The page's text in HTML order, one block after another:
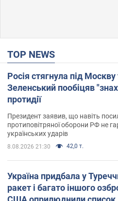
TOP NEWS
Росія стягнула під
Зеленський пообіцяв
протидії
Президент заявив, що навіть
протиповітряної оборони РФ не
українських ударів
8.08.2026 21:30 42,0 т.
Україна придбала у
ракет і багато іншого